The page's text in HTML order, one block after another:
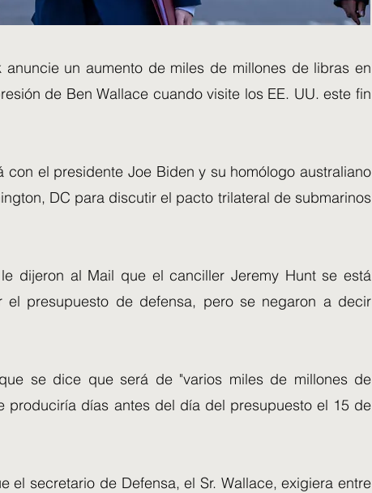
anuncie un aumento de miles de millones de libras en
de Ben Wallace cuando visite los EE. UU. este fin
con el presidente Joe Biden y su homólogo australiano
DC para discutir el pacto trilateral de submarinos
dijeron al Mail que el canciller Jeremy Hunt se está
el presupuesto de defensa, pero se negaron a decir
se dice que será de "varios miles de millones de
produciría días antes del día del presupuesto el 15 de
el secretario de Defensa, el Sr. Wallace, exigiera entre